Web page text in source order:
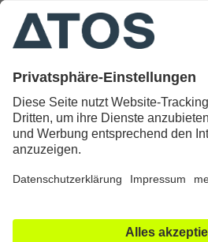
Kontakt & Rechtliches
Alle ATOS Kliniken